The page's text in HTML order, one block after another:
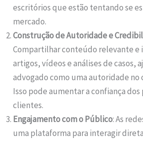
escritórios que estão tentando se
mercado.
Construção de Autoridade e
Compartilhar conteúdo relevante e
artigos, vídeos e análises de casos,
advogado como uma autoridade no
Isso pode aumentar a confiança
clientes.
Engajamento com o Público: As
uma plataforma para interagir